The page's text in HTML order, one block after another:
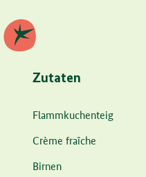
Zutaten
Zutat Menge
Flammkuchenteig
Crème fraîche
Birnen